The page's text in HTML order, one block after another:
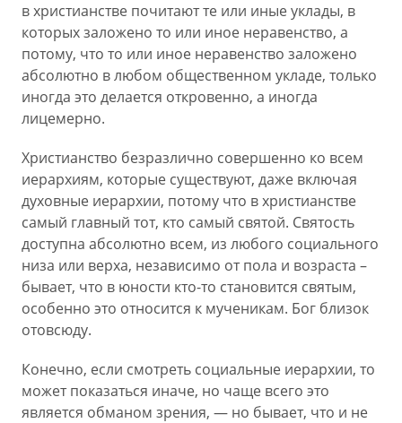
в христианстве почитают те или иные уклады, в
которых заложено то или иное неравенство, а
потому, что то или иное неравенство заложено
абсолютно в любом общественном укладе, только
иногда это делается откровенно, а иногда
лицемерно.
Христианство безразлично совершенно ко всем
иерархиям, которые существуют, даже включая
духовные иерархии, потому что в христианстве
самый главный тот, кто самый святой. Святость
доступна абсолютно всем, из любого социального
низа или верха, независимо от пола и возраста –
бывает, что в юности кто-то становится святым,
особенно это относится к мученикам. Бог близок
отовсюду.
Конечно, если смотреть социальные иерархии, то
может показаться иначе, но чаще всего это
является обманом зрения, — но бывает, что и не